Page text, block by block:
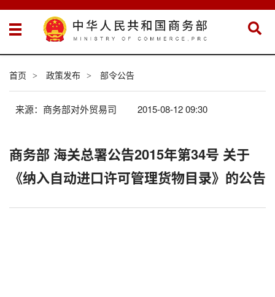
首页 > 政策发布 > 部令公告
来源：商务部对外贸易司 2015-08-12 09:30
商务部 海关总署公告2015年第34号 关于
《纳入自动进口许可管理货物目录》的公告